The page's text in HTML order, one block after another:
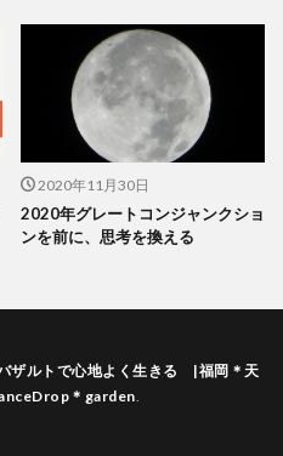
2020年11月30日
2020年グレートコンジャンクショ
ンを前に、思考を換える
ザルトで心地よく生きる |福岡＊天
＊garden